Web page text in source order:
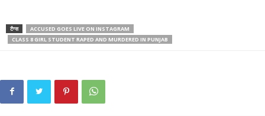
टैग्स
ACCUSED GOES LIVE ON INSTAGRAM
CLASS 8 GIRL STUDENT RAPED AND MURDERED IN PUNJAB